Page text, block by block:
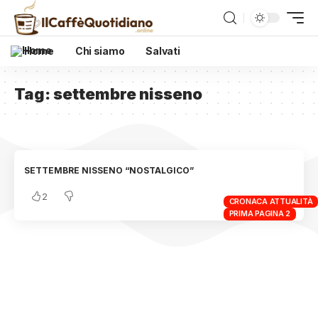
Home Chi siamo Salvati
Tag:settembre nisseno
CRONACA ATTUALITÀ
PRIMA PAGINA 2
SETTEMBRE NISSENO “NOSTALGICO”
2